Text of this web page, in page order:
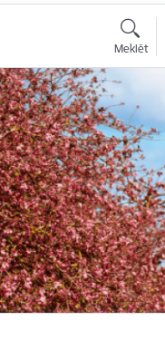
Meklēt